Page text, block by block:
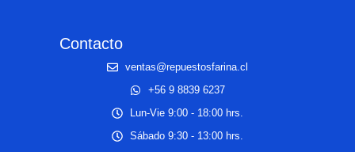
Contacto
ventas@repuestosfarina.cl
+56 9 8839 6237
Lun-Vie 9:00 - 18:00 hrs.
Sábado 9:30 - 13:00 hrs.